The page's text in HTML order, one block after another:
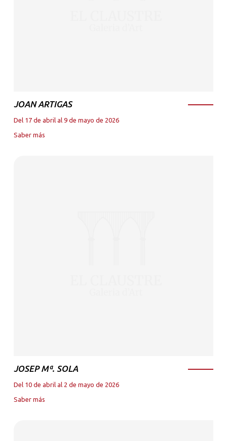
JOAN ARTIGAS
Del 17 de abril al 9 de mayo de 2026
Saber más
JOSEP Mª. SOLA
Del 10 de abril al 2 de mayo de 2026
Saber más